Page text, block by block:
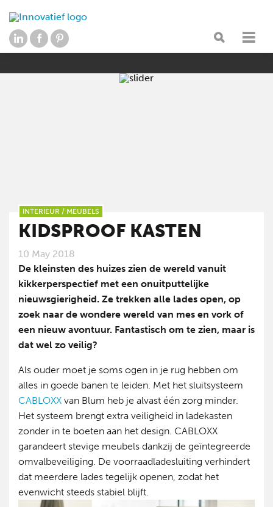
INTERIEUR / MEUBELS
KIDSPROOF KASTEN
10 May 2018
De kleinsten des huizes zien de wereld vanuit
kikkerperspectief met een onuitputtelijke
nieuwsgierigheid. Ze trekken alle lades open, op
zoek naar de wondere wereld van mes en vork of
een nieuw avontuur. Fantastisch om te zien, maar is
dat wel zo veilig?
Als ouder moet je soms ogen in je rug hebben om
alles in goede banen te leiden. Met het sluitsysteem
CABLOXX van Blum heb je alvast één zorg minder.
Het systeem brengt extra veiligheid in ladekasten
zonder in te boeten aan het design. CABLOXX
garandeert stevige meubels dankzij de geïntegreerde
omvalbeveiliging. De voorraadladesluiting verhindert
dat meerdere lades tegelijk openen, zodat het
evenwicht steeds stabiel blijft.